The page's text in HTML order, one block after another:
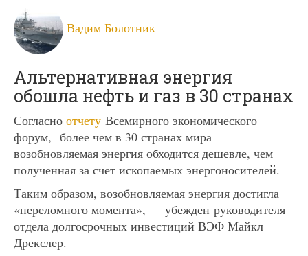
Вадим Болотник
Альтернативная энергия
обошла нефть и газ в 30 странах
Согласно отчету Всемирного экономического
форум, более чем в 30 странах мира
возобновляемая энергия обходится дешевле, чем
полученная за счет ископаемых энергоносителей.
Таким образом, возобновляемая энергия достигла
«переломного момента», — убежден руководителя
отдела долгосрочных инвестиций ВЭФ Майкл
Дрекслер.